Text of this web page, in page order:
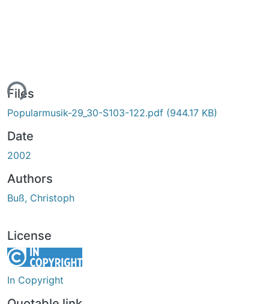
Files
Popularmusik-29_30-S103-122.pdf (944.17 KB)
Date
2002
Authors
Buß, Christoph
License
In Copyright